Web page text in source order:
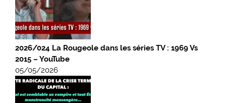
2026/024 La Rougeole dans les séries TV : 1969 Vs
2015 – YouTube
05/05/2026